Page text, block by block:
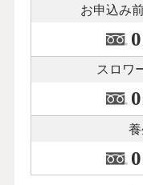
お申込み
スロワ